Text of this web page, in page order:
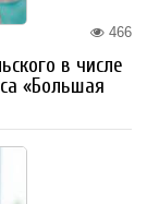
466
в числе
«Большая